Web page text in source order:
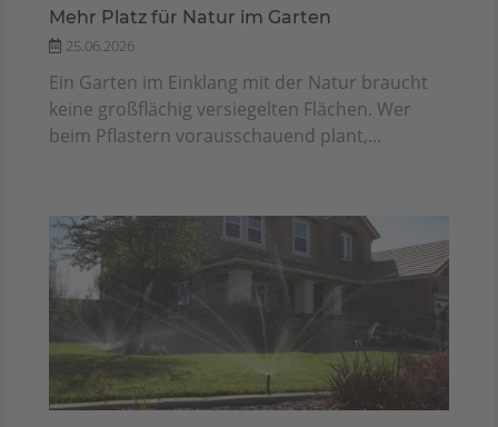
Mehr Platz für Natur im Garten
25.06.2026
Ein Garten im Einklang mit der Natur braucht
keine großflächig versiegelten Flächen. Wer
beim Pflastern vorausschauend plant,...